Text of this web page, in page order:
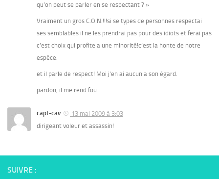
qu’on peut se parler en se respectant ? »
Vraiment un gros C.O.N.!!!si se types de personnes respectai
ses semblables il ne les prendrai pas pour des idiots et ferai pas
c’est choix qui profite a une minorité!c’est la honte de notre
espèce.
et il parle de respect! Moi j’en ai aucun a son égard.
pardon, il me rend fou
capt-cav
13 mai 2009 à 3:03
dirigeant voleur et assassin!
SUIVRE :